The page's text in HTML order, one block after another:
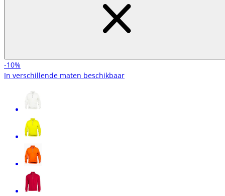
-10%
In verschillende maten beschikbaar